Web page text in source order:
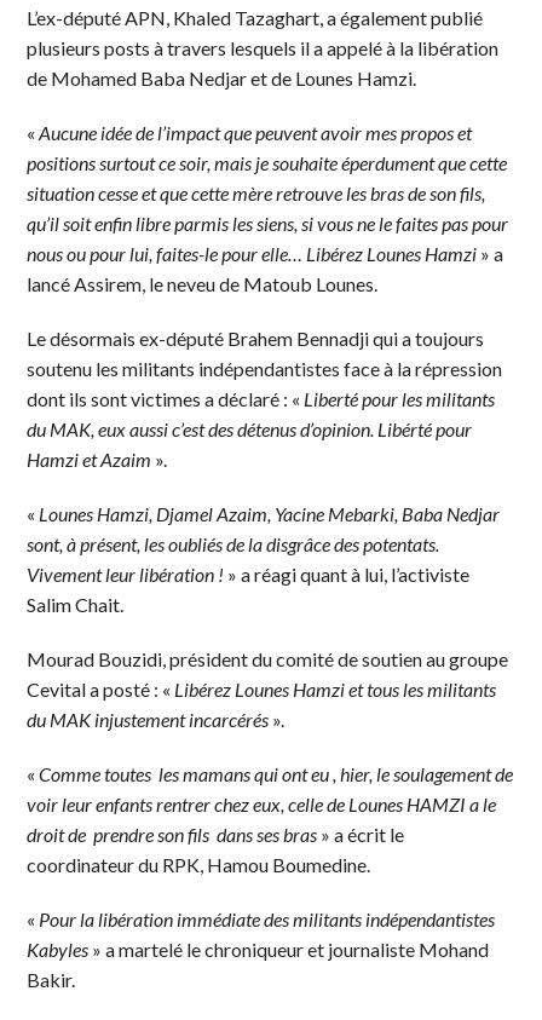
L’ex-député APN, Khaled Tazaghart, a également publié
plusieurs posts à travers lesquels il a appelé à la libération
de Mohamed Baba Nedjar et de Lounes Hamzi.
«Aucune idée de l’impact que peuvent avoir mes propos et
positions surtout ce soir, mais je souhaite éperdument que cette
situation cesse et que cette mère retrouve les bras de son fils,
qu’il soit enfin libre parmis les siens, si vous ne le faites pas pour
nous ou pour lui, faites-le pour elle… Libérez Lounes Hamzi » a
lancé Assirem, le neveu de Matoub Lounes.
Le désormais ex-député Brahem Bennadji qui a toujours
soutenu les militants indépendantistes face à la répression
dont ils sont victimes a déclaré : « Liberté pour les militants
du MAK, eux aussi c’est des détenus d’opinion. Libérté pour
Hamzi et Azaim ».
« Lounes Hamzi, Djamel Azaim, Yacine Mebarki, Baba Nedjar
sont, à présent, les oubliés de la disgrâce des potentats.
Vivement leur libération ! » a réagi quant à lui, l’activiste
Salim Chait.
Mourad Bouzidi, président du comité de soutien au groupe
Cevital a posté : « Libérez Lounes Hamzi et tous les militants
du MAK injustement incarcérés ».
«Comme toutes les mamans qui ont eu , hier, le soulagement de
voir leur enfants rentrer chez eux, celle de Lounes HAMZI a le
droit de prendre son fils dans ses bras » a écrit le
coordinateur du RPK, Hamou Boumedine.
« Pour la libération immédiate des militants indépendantistes
Kabyles » a martelé le chroniqueur et journaliste Mohand
Bakir.